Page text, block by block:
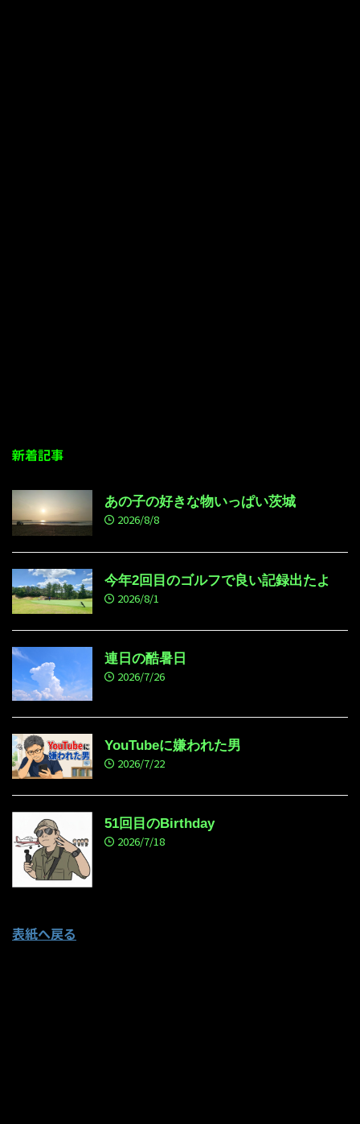
新着記事
あの子の好きな物いっぱい茨城
2026/8/8
今年2回目のゴルフで良い記録出たよ
2026/8/1
連日の酷暑日
2026/7/26
YouTubeに嫌われた男
2026/7/22
51回目のBirthday
2026/7/18
表紙へ戻る